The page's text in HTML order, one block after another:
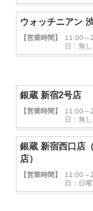
ウォッチニアン
【営業時間】
11:00～
日：無し
銀蔵 新宿2号店
【営業時間】
11:00～
日：無し
銀蔵 新宿西口店
店）
【営業時間】
11:00～
日：日曜